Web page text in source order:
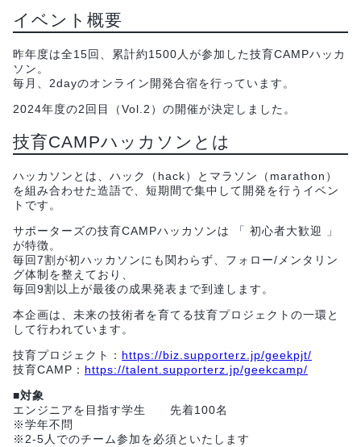
イベント概要
昨年度は全15回、累計約1500人が参加した技育CAMPハッカ
ソン。
毎月、2dayのオンライン開発合宿を行っています。
2024年度の2回目（Vol.2）の開催が決定しました。
技育CAMPハッカソンとは
ハッカソンとは、ハック（hack）とマラソン（marathon）
を組み合わせた造語で、短期間で集中して開発を行うイベン
トです。
サポーターズの技育CAMPハッカソンは 「 初心者大歓迎 」
が特徴。
毎回7割が初ハッカソンにも関わらず、フォロー/メンタリン
グ体制を整えており、
毎回9割以上が最後の成果発表まで到達します。
本企画は、未来の技術者を育てる技育プロジェクトの一環と
して行われています。
技育プロジェクト： https://biz.supporterz.jp/geekpjt/
技育CAMP： https://talent.supporterz.jp/geekcamp/
■対象
エンジニアを目指す学生 先着100名
※学年不問
※2-5人でのチーム参加を必須といたします